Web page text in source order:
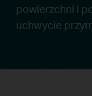
powierzchni i
uchwycie